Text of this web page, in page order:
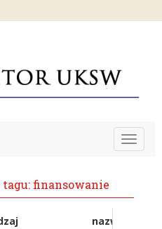
Toggle
finansowanie
nazwa